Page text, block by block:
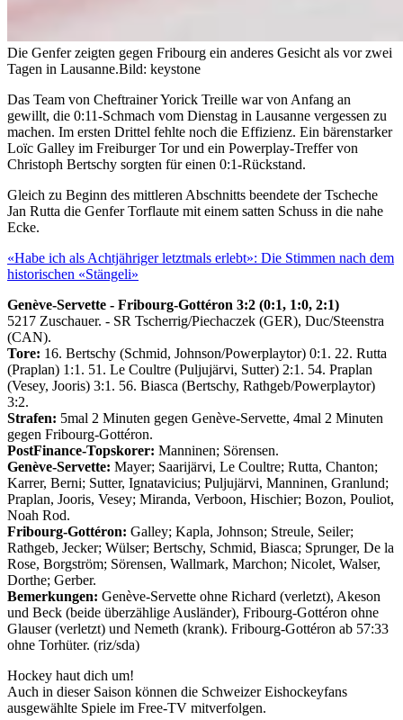
Die Genfer zeigten gegen Fribourg ein anderes Gesicht als vor zwei
Tagen in Lausanne.Bild: keystone
Das Team von Cheftrainer Yorick Treille war von Anfang an
gewillt, die 0:11-Schmach vom Dienstag in Lausanne vergessen zu
machen. Im ersten Drittel fehlte noch die Effizienz. Ein bärenstarker
Loïc Galley im Freiburger Tor und ein Powerplay-Treffer von
Christoph Bertschy sorgten für einen 0:1-Rückstand.
Gleich zu Beginn des mittleren Abschnitts beendete der Tscheche
Jan Rutta die Genfer Torflaute mit einem satten Schuss in die nahe
Ecke.
«Habe ich als Achtjähriger letztmals erlebt»: Die Stimmen nach dem
historischen «Stängeli»
Genève-Servette - Fribourg-Gottéron 3:2 (0:1, 1:0, 2:1)
5217 Zuschauer. - SR Tscherrig/Piechaczek (GER), Duc/Steenstra
(CAN).
Tore: 16. Bertschy (Schmid, Johnson/Powerplaytor) 0:1. 22. Rutta
(Praplan) 1:1. 51. Le Coultre (Puljujärvi, Sutter) 2:1. 54. Praplan
(Vesey, Jooris) 3:1. 56. Biasca (Bertschy, Rathgeb/Powerplaytor)
3:2.
Strafen: 5mal 2 Minuten gegen Genève-Servette, 4mal 2 Minuten
gegen Fribourg-Gottéron.
PostFinance-Topskorer: Manninen; Sörensen.
Genève-Servette: Mayer; Saarijärvi, Le Coultre; Rutta, Chanton;
Karrer, Berni; Sutter, Ignatavicius; Puljujärvi, Manninen, Granlund;
Praplan, Jooris, Vesey; Miranda, Verboon, Hischier; Bozon, Pouliot,
Noah Rod.
Fribourg-Gottéron: Galley; Kapla, Johnson; Streule, Seiler;
Rathgeb, Jecker; Wülser; Bertschy, Schmid, Biasca; Sprunger, De la
Rose, Borgström; Sörensen, Wallmark, Marchon; Nicolet, Walser,
Dorthe; Gerber.
Bemerkungen: Genève-Servette ohne Richard (verletzt), Akeson
und Beck (beide überzählige Ausländer), Fribourg-Gottéron ohne
Glauser (verletzt) und Nemeth (krank). Fribourg-Gottéron ab 57:33
ohne Torhüter. (riz/sda)
Hockey haut dich um!
Auch in dieser Saison können die Schweizer Eishockeyfans
ausgewählte Spiele im Free-TV mitverfolgen.